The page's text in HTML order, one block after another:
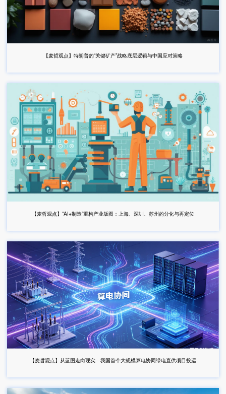
【麦哲观点】特朗普的“关键矿产”战略底层逻辑与中国应对策略
【麦哲观点】“AI+制造”重构产业版图：上海、深圳、苏州的分化与再定位
【麦哲观点】从蓝图走向现实—我国首个大规模算电协同绿电直供项目投运